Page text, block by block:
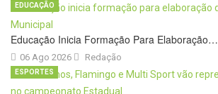
Educação Inicia Formação Para Elaboração…
06 Ago 2026
EDUCAÇÃO
Redação
ESPORTES